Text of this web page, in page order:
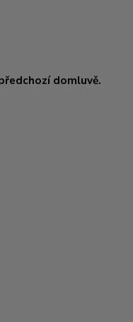
domluvě.